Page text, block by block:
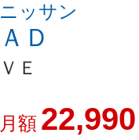
ニッサン
ＡＤ
ＶＥ
月額 22,990